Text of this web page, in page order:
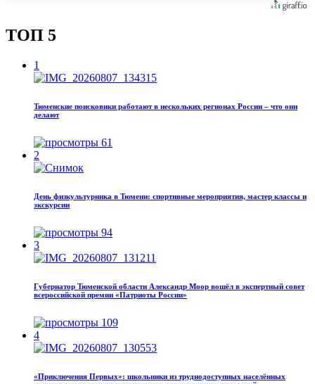
ТОП 5
1
Тюменские поисковики работают в нескольких регионах России – что они
делают
61
2
День физкультурника в Тюмени: спортивные мероприятия, мастер классы и
экскурсии
94
3
Губернатор Тюменской области Александр Моор вошёл в экспертный совет
всероссийской премии «Патриоты России»
109
4
«Приключения Первых»: школьники из труднодоступных населённых